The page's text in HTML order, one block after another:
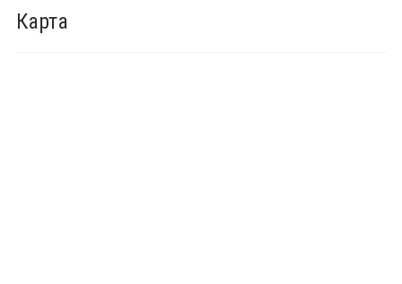
Карта